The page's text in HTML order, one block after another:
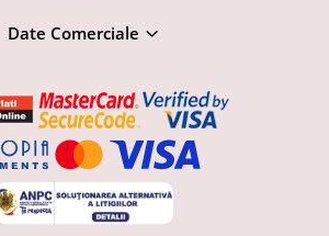
Date Comerciale